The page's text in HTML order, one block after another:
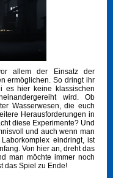
allem der Einsatz der
ermöglichen. So dringt ihr
es hier keine klassischen
wird. Ob
Wasserwesen, die euch
Herausforderungen in
diese Experimente? Und
und auch wenn man
eindringt, ist
Von hier an, dreht das
man möchte immer noch
das Spiel zu Ende!